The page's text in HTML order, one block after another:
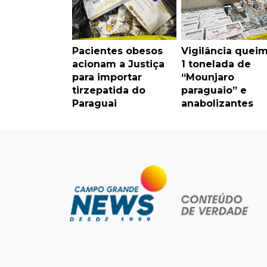
Pacientes obesos
acionam a Justiça
para importar
tirzepatida do
Paraguai
Vigilância
1 tonelada de
“Mounjaro
paraguaio” e
anabolizantes